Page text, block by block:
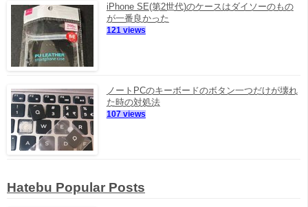
iPhone SE(第2世代)のケースはダイソーのもの
が一番良かった
121 views
ノートPCのキーボードのボタン一つだけが壊れ
た時の対処法
107 views
Hatebu Popular Posts